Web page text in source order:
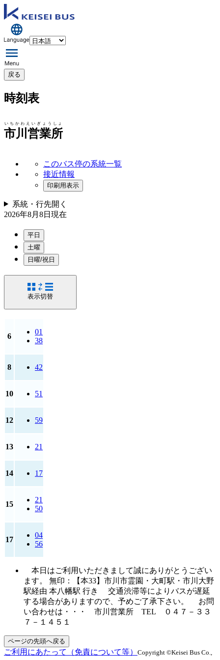
戻る
時刻表
市川営業所
いちかわえいぎょうしょ
このバス停の系統一覧
接近情報
印刷用表示
系統・行先開く
2026年8月8日 現在
平日
土曜
日曜/祝日
表示切替
6
01
38
8 42
10 51
12 59
13 21
14 17
15
21
50
17
04
56
本日はご利用いただきまして誠にありがとうござい
ます。 無印：【本33】市川市霊園・大町駅・市川大野
駅経由 本八幡駅 行き 交通渋滞等によりバスが遅延
する場合がありますので、予めご了承下さい。 お問
い合わせは・・・ 市川営業所 TEL ０４７－３３
７－１４５１
ページの先頭へ戻る
ご利用にあたって（免責について等） Copyright ©Keisei Bus Co.,